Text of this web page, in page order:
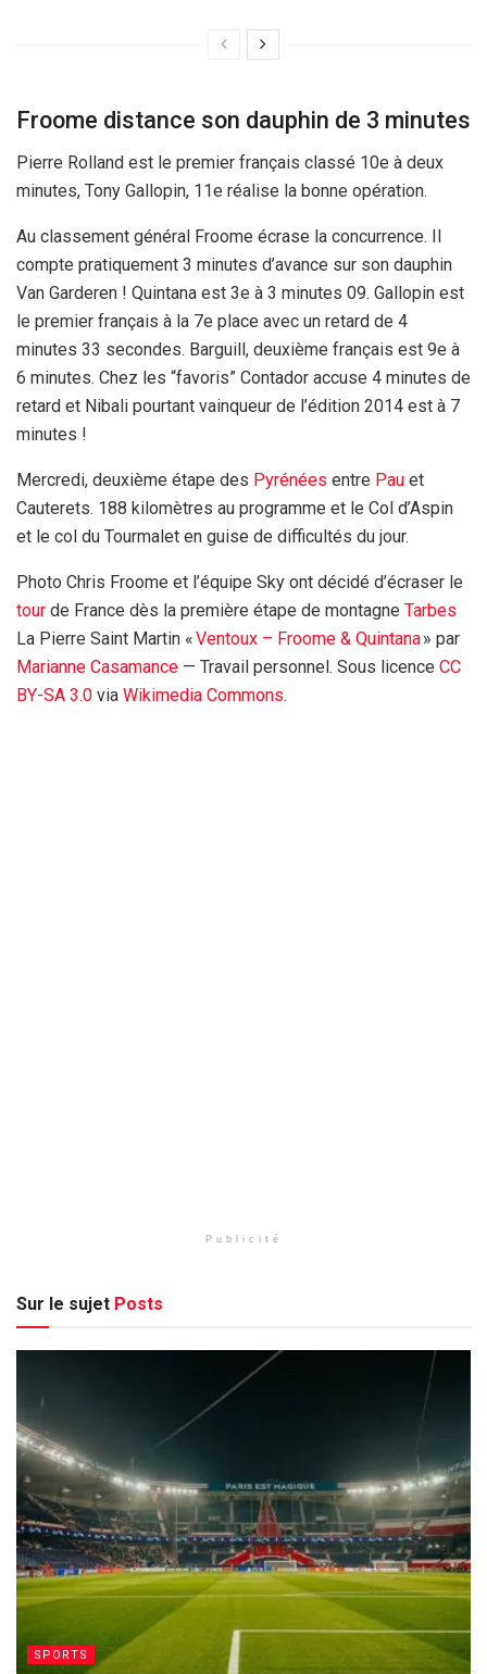
Froome distance son dauphin de 3 minutes
Pierre Rolland est le premier français classé 10e à deux
minutes, Tony Gallopin, 11e réalise la bonne opération.
Au classement général Froome écrase la concurrence. Il
compte pratiquement 3 minutes d’avance sur son dauphin
Van Garderen ! Quintana est 3e à 3 minutes 09. Gallopin est
le premier français à la 7e place avec un retard de 4
minutes 33 secondes. Barguill, deuxième français est 9e à
6 minutes. Chez les “favoris” Contador accuse 4 minutes de
retard et Nibali pourtant vainqueur de l’édition 2014 est à 7
minutes !
Mercredi, deuxième étape des Pyrénées entre Pau et
Cauterets. 188 kilomètres au programme et le Col d’Aspin
et le col du Tourmalet en guise de difficultés du jour.
Photo Chris Froome et l’équipe Sky ont décidé d’écraser le
tour de France dès la première étape de montagne Tarbes
La Pierre Saint Martin «Ventoux – Froome & Quintana» par
Marianne Casamance — Travail personnel . Sous licence CC
BY-SA 3.0 via Wikimedia Commons.
Publicité
Sur le sujet Posts
SPORTS